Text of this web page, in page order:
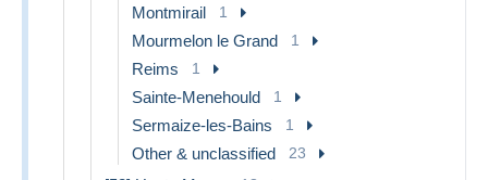
Montmirail 1
Mourmelon le Grand 1
Reims 1
Sainte-Menehould 1
Sermaize-les-Bains 1
Other & unclassified 23